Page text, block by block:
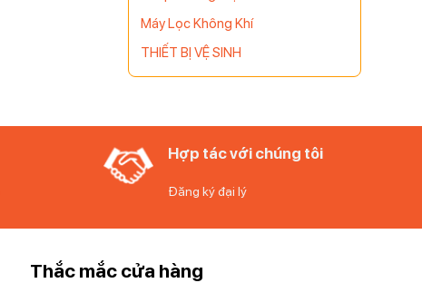
Máy Lọc Không Khí
THIẾT BỊ VỆ SINH
Hợp tác với chúng tôi
Đăng ký đại lý
Thắc mắc cửa hàng